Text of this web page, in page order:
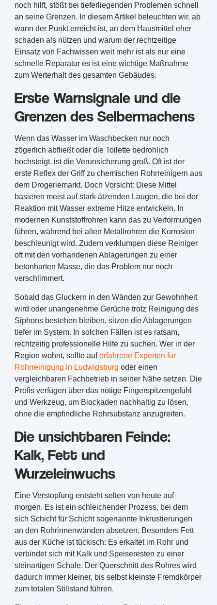
noch hilft, stößt bei tieferliegenden Problemen schnell
an seine Grenzen. In diesem Artikel beleuchten wir, ab
wann der Punkt erreicht ist, an dem Hausmittel eher
schaden als nützen und warum der rechtzeitige
Einsatz von Fachwissen weit mehr ist als nur eine
schnelle Reparatur es ist eine wichtige Maßnahme
zum Werterhalt des gesamten Gebäudes.
Erste Warnsignale und die
Grenzen des Selbermachens
Wenn das Wasser im Waschbecken nur noch
zögerlich abfließt oder die Toilette bedrohlich
hochsteigt, ist die Verunsicherung groß. Oft ist der
erste Reflex der Griff zu chemischen Rohrreinigern aus
dem Drogeriemarkt. Doch Vorsicht: Diese Mittel
basieren meist auf stark ätzenden Laugen, die bei der
Reaktion mit Wasser extreme Hitze entwickeln. In
modernen Kunststoffrohren kann das zu Verformungen
führen, während bei alten Metallrohren die Korrosion
beschleunigt wird. Zudem verklumpen diese Reiniger
oft mit den vorhandenen Ablagerungen zu einer
betonharten Masse, die das Problem nur noch
verschlimmert.
Sobald das Gluckern in den Wänden zur Gewohnheit
wird oder unangenehme Gerüche trotz Reinigung des
Siphons bestehen bleiben, sitzen die Ablagerungen
tiefer im System. In solchen Fällen ist es ratsam,
rechtzeitig professionelle Hilfe zu suchen. Wer in der
Region wohnt, sollte auferfahrene Experten für
Rohrreinigung in Ludwigsburg oder einen
vergleichbaren Fachbetrieb in seiner Nähe setzen. Die
Profis verfügen über das nötige Fingerspitzengefühl
und Werkzeug, um Blockaden nachhaltig zu lösen,
ohne die empfindliche Rohrsubstanz anzugreifen.
Die unsichtbaren Feinde:
Kalk, Fett und
Wurzeleinwuchs
Eine Verstopfung entsteht selten von heute auf
morgen. Es ist ein schleichender Prozess, bei dem
sich Schicht für Schicht sogenannte Inkrustierungen
an den Rohrinnenwänden absetzen. Besonders Fett
aus der Küche ist tückisch: Es erkaltet im Rohr und
verbindet sich mit Kalk und Speiseresten zu einer
steinartigen Schale. Der Querschnitt des Rohres wird
dadurch immer kleiner, bis selbst kleinste Fremdkörper
zum totalen Stillstand führen.